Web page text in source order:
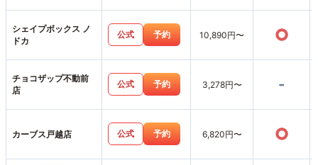
シェイプボックス ノ
ドカ
公式 予約 10,890円〜 ○
チョコザップ不動前
店
公式 予約 3,278円〜 -
カーブス戸越店 公式 予約 6,820円〜 ○